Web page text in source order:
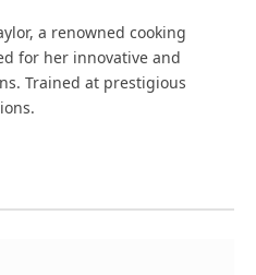
a renowned cooking
for her innovative and
Trained at prestigious